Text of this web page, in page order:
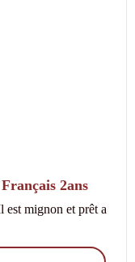
2ans
est mignon et prêt a